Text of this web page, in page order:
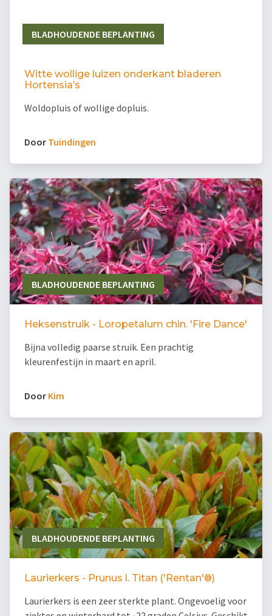
BLADHOUDENDE BEPLANTING
Witte wollige luizen onderkant bladeren
Hortensia’s
Woldopluis of wollige dopluis.
Door Tuindingen
BLADHOUDENDE BEPLANTING
Heksenstruik - Loropetalum chin. 'Fire Dance'
Bijna volledig paarse struik. Een prachtig
kleurenfestijn in maart en april.
Door Kim
BLADHOUDENDE BEPLANTING
Laurierkers - Prunus l. Titan ('Rentan'®)
Laurierkers is een zeer sterkte plant. Ongevoelig voor